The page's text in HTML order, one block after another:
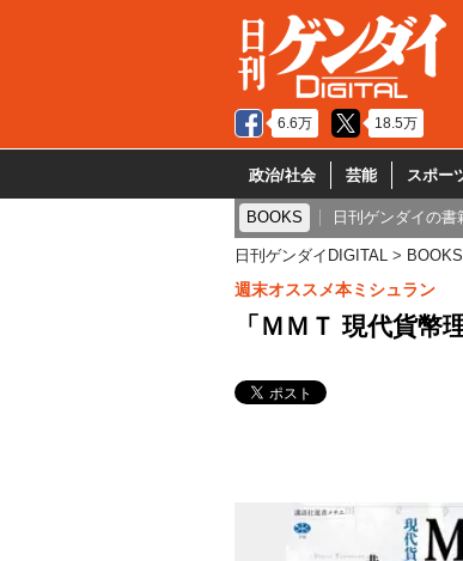
6.6万 18.5万
政治/社会 芸能 スポー
BOOKS 日刊ゲンダイの書
日刊ゲンダイDIGITAL BOOKS
週末オススメ本ミシュラン
「ＭＭＴ 現代貨